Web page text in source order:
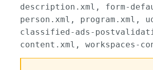
description.xml, form-
person.xml, program.xml,
classified-ads-
content.xml, workspaces-